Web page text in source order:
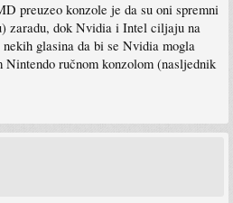
preuzeo konzole je da su oni spremni
zaradu, dok Nvidia i Intel ciljaju na
glasina da bi se Nvidia mogla
ručnom konzolom (nasljednik